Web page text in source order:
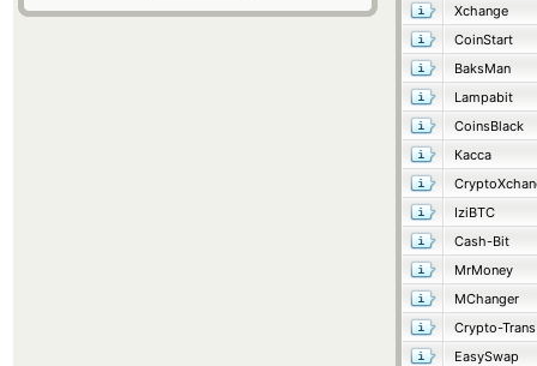
Xchange
CoinStart
BaksMan
Lampabit
CoinsBlack
Касса
IziBTC
Cash-Bit
MrMoney
MChanger
Crypto-Trans
EasySwap